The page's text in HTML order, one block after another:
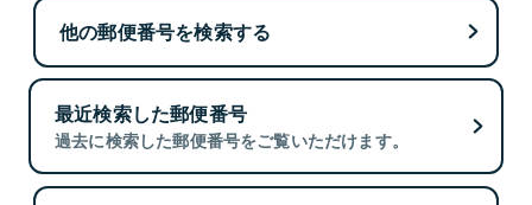
他の郵便番号を検索する
最近検索した郵便番号
過去に検索した郵便番号をご覧いただけます。